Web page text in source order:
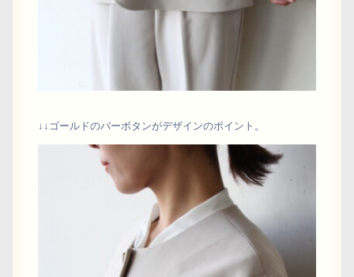
↓↓ゴールドのバーボタンがデザインのポイント。